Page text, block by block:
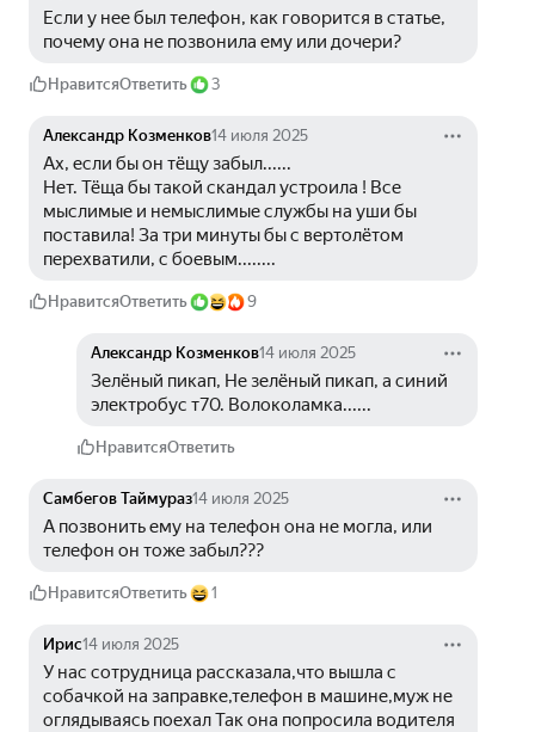
Если у нее был телефон, как говорится в статье,
почему она не позвонила ему или дочери?
НравитсяОтветить 3
Александр Козменков14 июля 2025
Ах, если бы он тёщу забыл......
Нет. Тёща бы такой скандал устроила ! Все
мыслимые и немыслимые службы на уши бы
поставила! За три минуты бы с вертолётом
перехватили, с боевым........
НравитсяОтветить 9
Александр Козменков14 июля 2025
Зелёный пикап, Не зелёный пикап, а синий
электробус т70. Волоколамка......
НравитсяОтветить
Самбегов Таймураз14 июля 2025
А позвонить ему на телефон она не могла, или
телефон он тоже забыл???
НравитсяОтветить 1
Ирис14 июля 2025
У нас сотрудница рассказала,что вышла с
собачкой на заправке,телефон в машине,муж не
оглядываясь поехал Так она попросила водителя